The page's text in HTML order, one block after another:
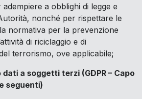
adempiere a obblighi di legge e
nonché per rispettare le
normativa per la prevenzione
di riciclaggio e di
terrorismo, ove applicabile;
a soggetti terzi (GDPR – Capo
seguenti)